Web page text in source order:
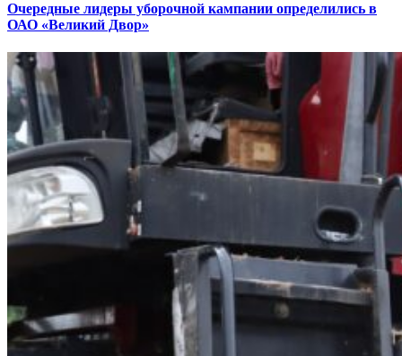
Очередные лидеры уборочной кампании определились в
ОАО «Великий Двор»